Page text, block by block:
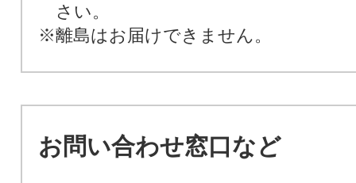
さい。
※離島はお届けできません。
お問い合わせ窓口など